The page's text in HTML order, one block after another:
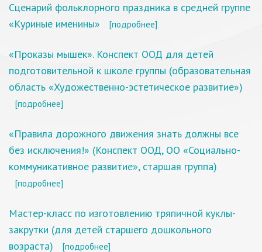
Сценарий фольклорного праздника в средней группе
«Куриные именины»
[подробнее]
«Проказы мышек». Конспект ООД для детей
подготовительной к школе группы (образовательная
область «Художественно-эстетическое развитие»)
[подробнее]
«Правила дорожного движения знать должны все
без исключения!» (Конспект ООД, ОО «Социально-
коммуникативное развитие», старшая группа)
[подробнее]
Мастер-класс по изготовлению тряпичной куклы-
закрутки (для детей старшего дошкольного
возраста)
[подробнее]